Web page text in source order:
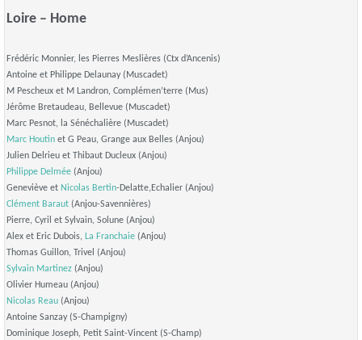
Loire – Home
Frédéric Monnier, les Pierres Meslières (Ctx d’Ancenis)
Antoine et Philippe Delaunay (Muscadet)
M Pescheux et M Landron, Complémen’terre (Mus)
Jérôme Bretaudeau, Bellevue (Muscadet)
Marc Pesnot, la Sénéchalière (Muscadet)
Marc Houtin et G Peau, Grange aux Belles (Anjou)
Julien Delrieu et Thibaut Ducleux (Anjou)
Philippe Delmée (Anjou)
Geneviève et Nicolas Bertin-Delatte,Echalier (Anjou)
Clément Baraut (Anjou-Savennières)
Pierre, Cyril et Sylvain, Solune (Anjou)
Alex et Eric Dubois, La Franchaie (Anjou)
Thomas Guillon, Trivel (Anjou)
Sylvain Martinez (Anjou)
Olivier Humeau (Anjou)
Nicolas Reau (Anjou)
Antoine Sanzay (S-Champigny)
Dominique Joseph, Petit Saint-Vincent (S-Champ)